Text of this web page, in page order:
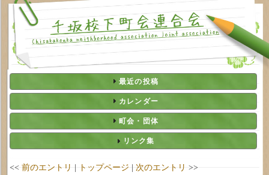
最近の投稿
カレンダー
町会・団体
リンク集
<< 前のエントリ | トップページ | 次のエントリ >>